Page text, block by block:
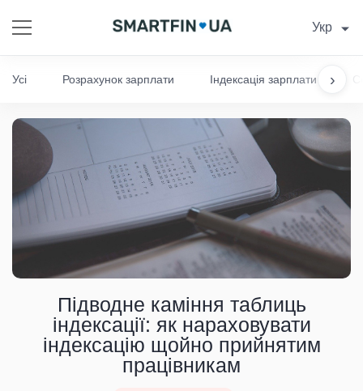
Укр
›
Усі Розрахунок зарплати Індексація зарплати
Підводне каміння таблиць
індексації: як нараховувати
індексацію щойно прийнятим
працівникам